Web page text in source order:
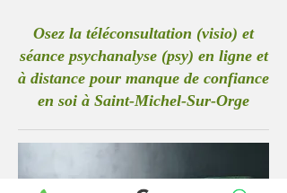
Osez la téléconsultation (visio) et
séance psychanalyse (psy) en ligne et
à distance pour manque de confiance
en soi à Saint-Michel-Sur-Orge